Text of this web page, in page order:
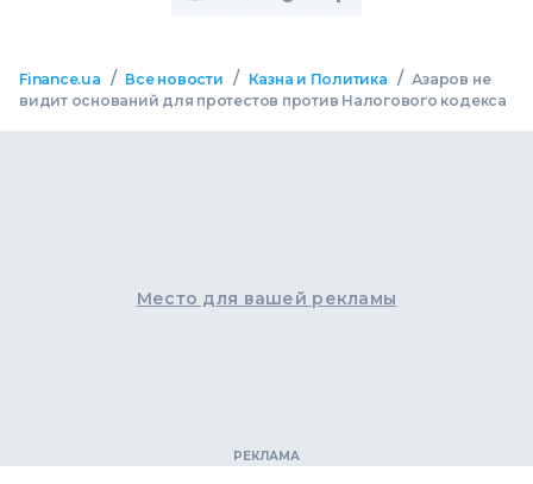
Finance.ua / Все новости / Казна и Политика / Азаров не
видит оснований для протестов против Налогового кодекса
Место для вашей рекламы